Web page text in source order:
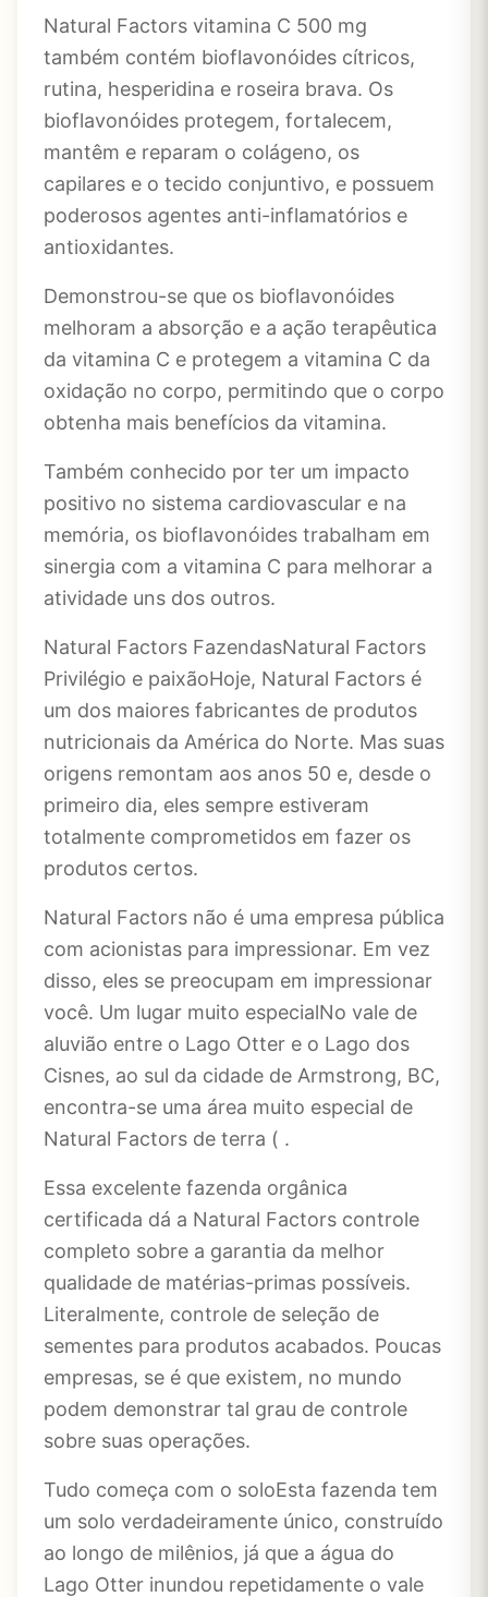
Natural Factors vitamina C 500 mg
também contém bioflavonóides cítricos,
rutina, hesperidina e roseira brava. Os
bioflavonóides protegem, fortalecem,
mantêm e reparam o colágeno, os
capilares e o tecido conjuntivo, e possuem
poderosos agentes anti-inflamatórios e
antioxidantes.
Demonstrou-se que os bioflavonóides
melhoram a absorção e a ação terapêutica
da vitamina C e protegem a vitamina C da
oxidação no corpo, permitindo que o corpo
obtenha mais benefícios da vitamina.
Também conhecido por ter um impacto
positivo no sistema cardiovascular e na
memória, os bioflavonóides trabalham em
sinergia com a vitamina C para melhorar a
atividade uns dos outros.
Natural Factors FazendasNatural Factors
Privilégio e paixãoHoje, Natural Factors é
um dos maiores fabricantes de produtos
nutricionais da América do Norte. Mas suas
origens remontam aos anos 50 e, desde o
primeiro dia, eles sempre estiveram
totalmente comprometidos em fazer os
produtos certos.
Natural Factors não é uma empresa pública
com acionistas para impressionar. Em vez
disso, eles se preocupam em impressionar
você. Um lugar muito especialNo vale de
aluvião entre o Lago Otter e o Lago dos
Cisnes, ao sul da cidade de Armstrong, BC,
encontra-se uma área muito especial de
Natural Factors de terra ( .
Essa excelente fazenda orgânica
certificada dá a Natural Factors controle
completo sobre a garantia da melhor
qualidade de matérias-primas possíveis.
Literalmente, controle de seleção de
sementes para produtos acabados. Poucas
empresas, se é que existem, no mundo
podem demonstrar tal grau de controle
sobre suas operações.
Tudo começa com o soloEsta fazenda tem
um solo verdadeiramente único, construído
ao longo de milênios, já que a água do
Lago Otter inundou repetidamente o vale